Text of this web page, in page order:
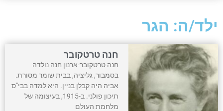
ילד/ה: הגר
חנה טרטקובר
חנה טרטקובר-ארנון חנה נולדה
בסמבור, גליציה, בבית שומר מסורת.
אביה היה קבלן בניין. היא למדה בבי"ס
תיכון פולני. ב-1915, בעיצומה של
מלחמת העולם